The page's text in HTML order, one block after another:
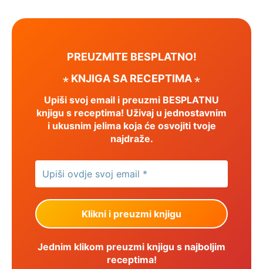
PREUZMITE BESPLATNO!
⋆ KNJIGA SA RECEPTIMA ⋆
Upiši svoj email i preuzmi BESPLATNU
knjigu s receptima! Uživaj u jednostavnim
i ukusnim jelima koja će osvojiti tvoje
najdraže.
Jednim klikom preuzmi knjigu s najboljim
receptima!